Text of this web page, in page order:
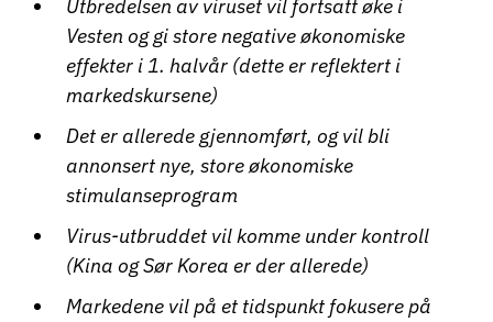
Utbredelsen av viruset vil fortsatt øke i
Vesten og gi store negative økonomiske
effekter i 1. halvår (dette er reflektert i
markedskursene)
Det er allerede gjennomført, og vil bli
annonsert nye, store økonomiske
stimulanseprogram
Virus-utbruddet vil komme under kontroll
(Kina og Sør Korea er der allerede)
Markedene vil på et tidspunkt fokusere på